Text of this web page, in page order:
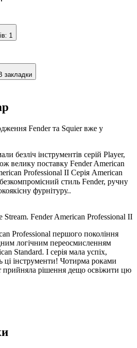
1
закладки
безліч інструментів серій Player,
велику поставку Fender American
Professional II Серія American
стиль Fender, ручну
фурнітуру..
Professional першого покоління
логічним переосмисленням
Standard. І серія мала успіх,
ці інструменти! Чотирма роками
прийняла рішення дещо освіжити цю